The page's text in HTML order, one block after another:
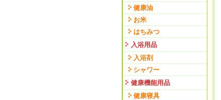
健康油
お米
はちみつ
入浴用品
入浴剤
シャワー
健康機能用品
健康寝具